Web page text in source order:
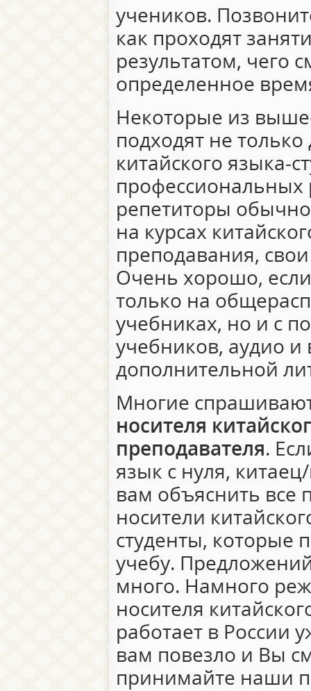
учеников.
как проходят
результатом, чего
определенное
Некоторые из
подходят не
китайского языка-
профессиональных
репетиторы
на курсах
преподавания,
Очень хорошо,
только на
учебниках, но и с
учебников, аудио
дополнительной
Многие
носителя
преподавателя.
язык с нуля,
вам объяснить все
носители
студенты, которые
учебу.
много. Намного
носителя
работает в России
вам повезло и Вы
принимайте наши